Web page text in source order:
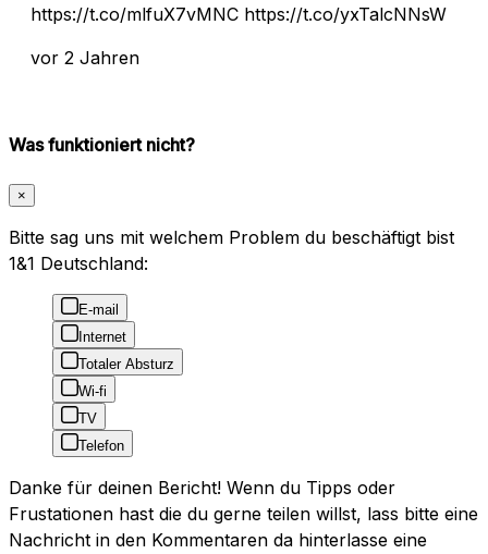
https://t.co/mlfuX7vMNC https://t.co/yxTalcNNsW
vor 2 Jahren
Was funktioniert nicht?
×
Bitte sag uns mit welchem Problem du beschäftigt bist
1&1 Deutschland:
E-mail
Internet
Totaler Absturz
Wi-fi
TV
Telefon
Danke für deinen Bericht! Wenn du Tipps oder
Frustationen hast die du gerne teilen willst, lass bitte eine
Nachricht in den Kommentaren da hinterlasse eine